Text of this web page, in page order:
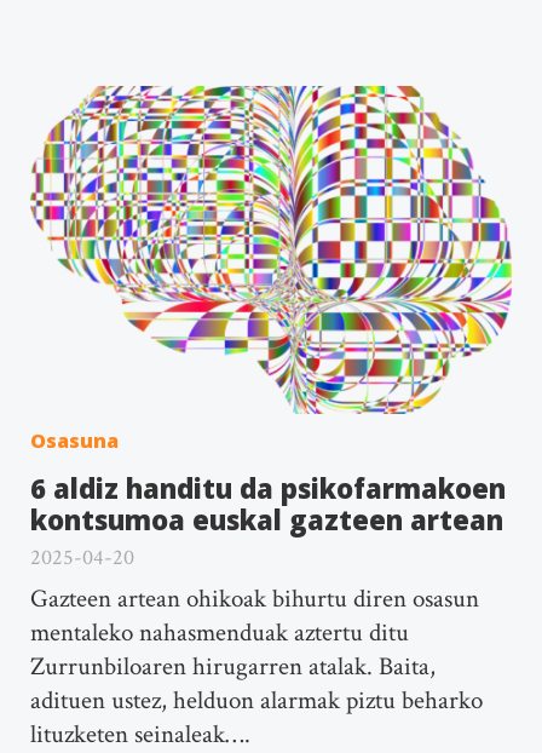
Osasuna
6 aldiz handitu da psikofarmakoen
kontsumoa euskal gazteen artean
2025-04-20
Gazteen artean ohikoak bihurtu diren osasun
mentaleko nahasmenduak aztertu ditu
Zurrunbiloaren hirugarren atalak. Baita,
adituen ustez, helduon alarmak piztu beharko
lituzketen seinaleak….